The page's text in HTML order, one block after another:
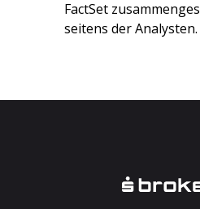
FactSet
seitens der Analysten.